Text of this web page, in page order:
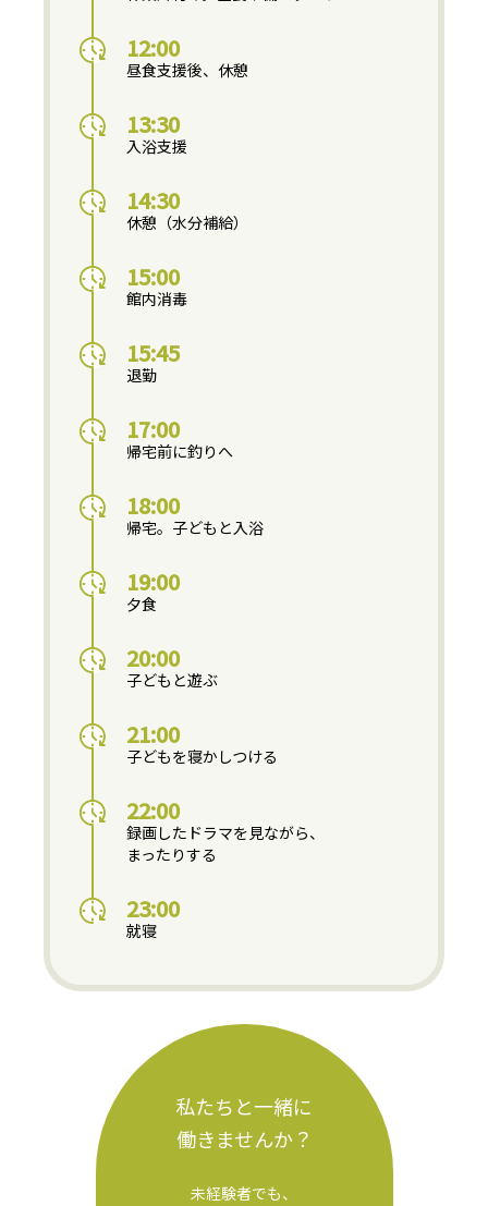
12:00
昼食支援後、休憩
13:30
入浴支援
14:30
休憩（水分補給）
15:00
館内消毒
15:45
退勤
17:00
帰宅前に釣りへ
18:00
帰宅。子どもと入浴
19:00
夕食
20:00
子どもと遊ぶ
21:00
子どもを寝かしつける
22:00
録画したドラマを見ながら、
まったりする
23:00
就寝
私たちと一緒に
働きませんか？
未経験者でも、